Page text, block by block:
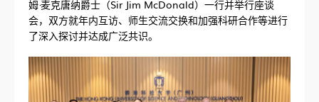
姆·麦克唐纳爵士（Sir Jim McDonald）一行并举行座谈
会，双方就年内互访、师生交流交换和加强科研合作等进行
了深入探讨并达成广泛共识。